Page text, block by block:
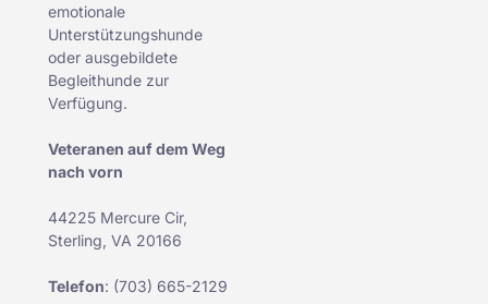
emotionale
Unterstützungshunde
oder ausgebildete
Begleithunde zur
Verfügung.
Veteranen auf dem Weg
nach vorn
44225 Mercure Cir,
Sterling, VA 20166
Telefon: (703) 665-2129